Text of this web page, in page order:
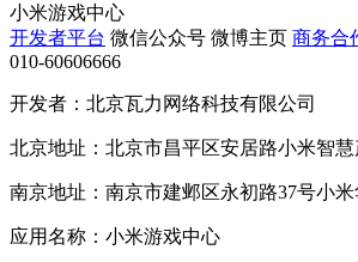
小米游戏中心
开发者平台 微信公众号 微博主页 商务合
010-60606666
开发者：北京瓦力网络科技有限公司
北京地址：北京市昌平区安居路小米智慧
南京地址：南京市建邺区永初路37号小
应用名称：小米游戏中心